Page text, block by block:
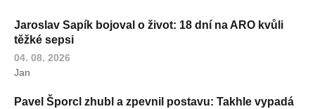
Jaroslav Sapík bojoval o život: 18 dní na ARO kvůli
těžké sepsi
04. 08. 2026
Jan
Pavel Šporcl zhubl a zpevnil postavu: Takhle vypadá